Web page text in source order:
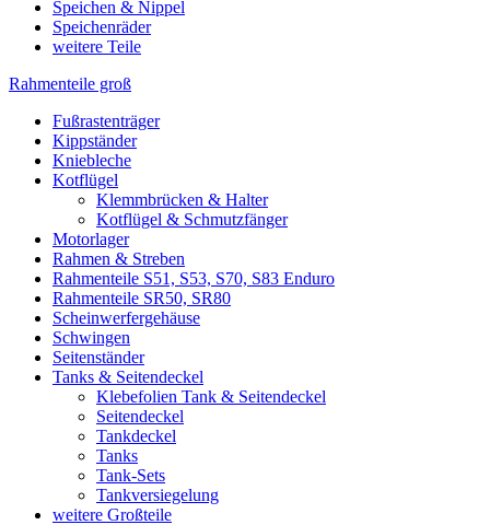
Speichen & Nippel
Speichenräder
weitere Teile
Rahmenteile groß
Fußrastenträger
Kippständer
Kniebleche
Kotflügel
Klemmbrücken & Halter
Kotflügel & Schmutzfänger
Motorlager
Rahmen & Streben
Rahmenteile S51, S53, S70, S83 Enduro
Rahmenteile SR50, SR80
Scheinwerfergehäuse
Schwingen
Seitenständer
Tanks & Seitendeckel
Klebefolien Tank & Seitendeckel
Seitendeckel
Tankdeckel
Tanks
Tank-Sets
Tankversiegelung
weitere Großteile